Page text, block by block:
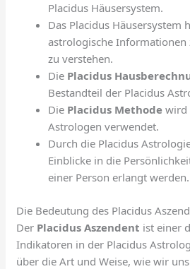
Placidus Häusersystem.
Das Placidus Häusersystem
astrologische
zu verstehen.
Die Placidus
Bestandteil der Placidus
Die Placidus Methode wird
Astrologen verwendet.
Durch die Placidus
Einblicke in die
einer Person erlangt werden.
Die Bedeutung des Placidus
Der Placidus Aszendent ist einer
Indikatoren in der Placidus
über die Art und Weise, wie wir